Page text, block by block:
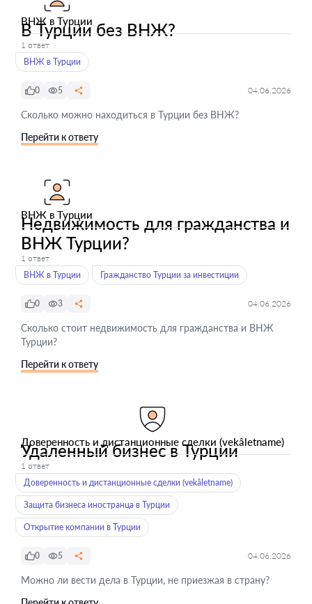
ВНЖ в Турции
В Турции без ВНЖ?
1 ответ
ВНЖ в Турции
0 5 04.06.2026
Сколько можно находиться в Турции без ВНЖ?
Перейти к ответу
ВНЖ в Турции
Недвижимость для гражданства и
ВНЖ Турции?
1 ответ
ВНЖ в Турции
Гражданство Турции за инвестиции
0 3 04.06.2026
Сколько стоит недвижимость для гражданства и ВНЖ
Турции?
Перейти к ответу
Доверенность и дистанционные сделки (vekâletname)
Удаленный бизнес в Турции
1 ответ
Доверенность и дистанционные сделки (vekâletname)
Защита бизнеса иностранца в Турции
Открытие компании в Турции
0 5 04.06.2026
Можно ли вести дела в Турции, не приезжая в страну?